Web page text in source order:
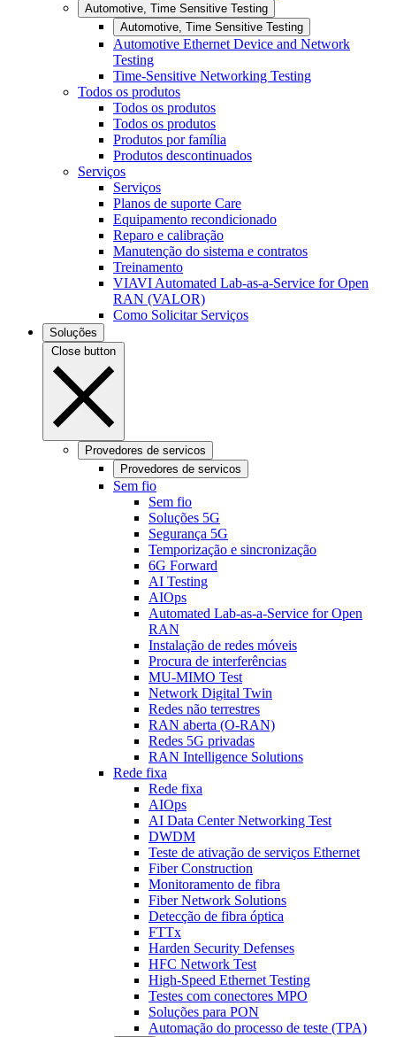
Automotive, Time Sensitive Testing
Automotive, Time Sensitive Testing
Automotive Ethernet Device and Network
Testing
Time-Sensitive Networking Testing
Todos os produtos
Todos os produtos
Todos os produtos
Produtos por família
Produtos descontinuados
Serviços
Serviços
Planos de suporte Care
Equipamento recondicionado
Reparo e calibração
Manutenção do sistema e contratos
Treinamento
VIAVI Automated Lab-as-a-Service for Open
RAN (VALOR)
Como Solicitar Serviços
Soluções
Close button
Provedores de servicos
Provedores de servicos
Sem fio
Sem fio
Soluções 5G
Segurança 5G
Temporização e sincronização
6G Forward
AI Testing
AIOps
Automated Lab-as-a-Service for Open
RAN
Instalação de redes móveis
Procura de interferências
MU-MIMO Test
Network Digital Twin
Redes não terrestres
RAN aberta (O-RAN)
Redes 5G privadas
RAN Intelligence Solutions
Rede fixa
Rede fixa
AIOps
AI Data Center Networking Test
DWDM
Teste de ativação de serviços Ethernet
Fiber Construction
Monitoramento de fibra
Fiber Network Solutions
Detecção de fibra óptica
FTTx
Harden Security Defenses
HFC Network Test
High-Speed Ethernet Testing
Testes com conectores MPO
Soluções para PON
Automação do processo de teste (TPA)